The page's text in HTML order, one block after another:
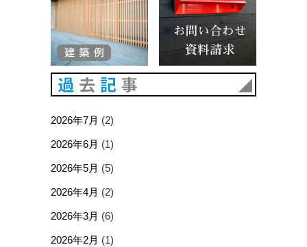
2026年7月 (2)
2026年6月 (1)
2026年5月 (5)
2026年4月 (2)
2026年3月 (6)
2026年2月 (1)